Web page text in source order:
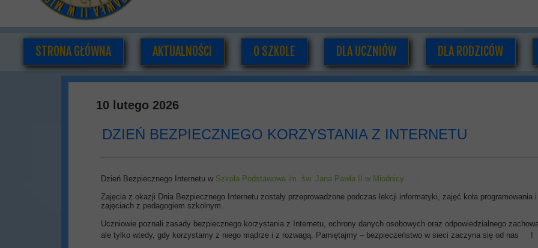
10 lutego 2026
Dzień Bezpiecznego Internetu w Szkoła Podstawowa im. św. Jana Pawła II w Miodnicy
.
Zajęcia z okazji Dnia Bezpiecznego Internetu zostały przeprowadzone podczas lekcji informatyki, zajęć koła programowania
zajęciach z pedagogiem szkolnym.
Uczniowie poznali zasady bezpiecznego korzystania z Internetu, ochrony danych osobowych oraz odpowiedzialnego
ale tylko wtedy, gdy korzystamy z niego mądrze i z rozwagą. Pamiętajmy – bezpieczeństwo w sieci zaczyna się od nas
!
DZIEŃ BEZPIECZNEGO KORZYSTANIA Z INTERNETU
STRONA GŁÓWNA AKTUALNOŚCI O SZKOLE
O NAS
DOKUMENTACJA SZKOLNA
DLA UCZNIÓW
PLAN LEKCJI I ZAJĘĆ POZALEKCYJNYCH
GAZETKA SZKOLNA
DLA RODZICÓW
RADA RODZICÓW